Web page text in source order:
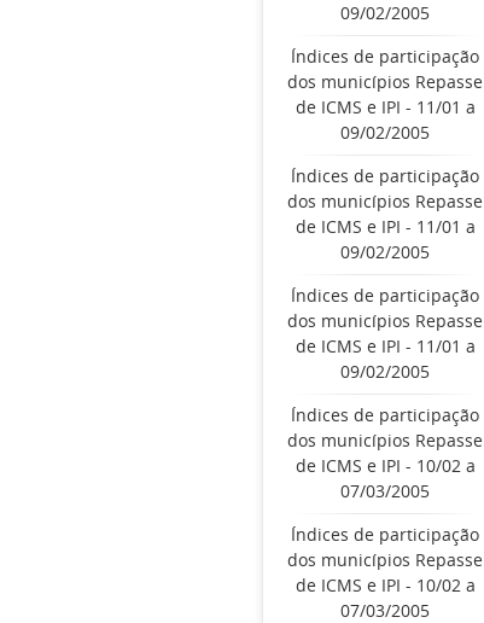
09/02/2005
Índices de participação
dos municípios Repasse
de ICMS e IPI - 11/01 a
09/02/2005
Índices de participação
dos municípios Repasse
de ICMS e IPI - 11/01 a
09/02/2005
Índices de participação
dos municípios Repasse
de ICMS e IPI - 11/01 a
09/02/2005
Índices de participação
dos municípios Repasse
de ICMS e IPI - 10/02 a
07/03/2005
Índices de participação
dos municípios Repasse
de ICMS e IPI - 10/02 a
07/03/2005